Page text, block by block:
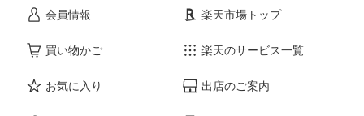
会員情報
買い物かご
お気に入り
楽天市場トップ
楽天のサービス一覧
出店のご案内